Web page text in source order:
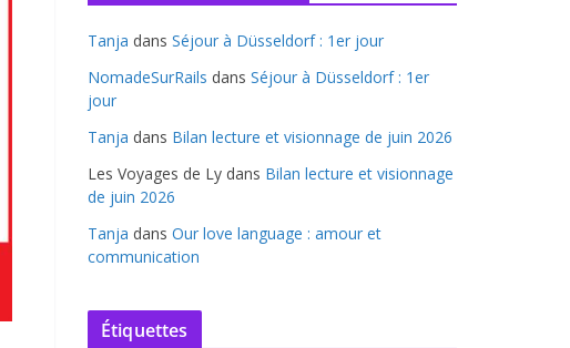
Tanja dans Séjour à Düsseldorf : 1er jour
NomadeSurRails dans Séjour à Düsseldorf : 1er
jour
Tanja dans Bilan lecture et visionnage de juin 2026
Les Voyages de Ly dans Bilan lecture et visionnage
de juin 2026
Tanja dans Our love language : amour et
communication
Étiquettes